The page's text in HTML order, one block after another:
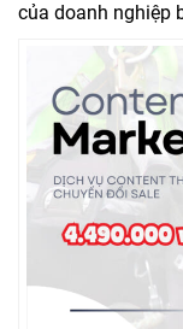
của doanh nghiệp